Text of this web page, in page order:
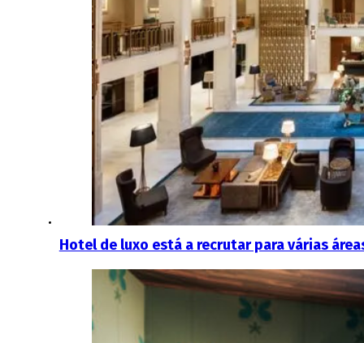
Hotel de luxo está a recrutar para várias